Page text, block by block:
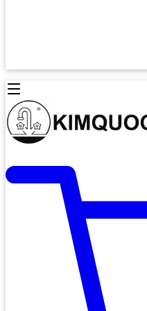
Lò Nướng
Máy Hút
Máy Rửa Chén Bát
Máy Rửa
Máy Rửa
Máy Rửa
Thiết Bị Vệ
Thiết Bị Vệ
Thiết Bị Vệ
Thiết Bị Vệ
Thiết Bị Bếp